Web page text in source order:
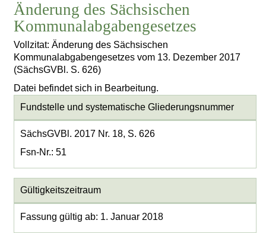
Änderung des Sächsischen
Kommunalabgabengesetzes
Vollzitat: Änderung des Sächsischen
Kommunalabgabengesetzes vom 13. Dezember 2017
(SächsGVBl. S. 626)
Datei befindet sich in Bearbeitung.
Fundstelle und systematische Gliederungsnummer
SächsGVBl. 2017 Nr. 18, S. 626
Fsn-Nr.: 51
Gültigkeitszeitraum
Fassung gültig ab: 1. Januar 2018